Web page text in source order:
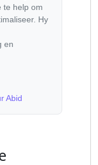
te help om
Hy
en
Abid